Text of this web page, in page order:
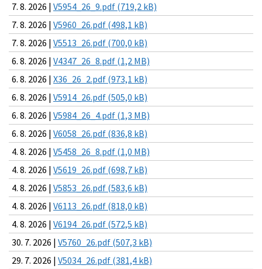
7. 8. 2026 | V5954_26_9.pdf (719,2 kB)
7. 8. 2026 | V5960_26.pdf (498,1 kB)
7. 8. 2026 | V5513_26.pdf (700,0 kB)
6. 8. 2026 | V4347_26_8.pdf (1,2 MB)
6. 8. 2026 | X36_26_2.pdf (973,1 kB)
6. 8. 2026 | V5914_26.pdf (505,0 kB)
6. 8. 2026 | V5984_26_4.pdf (1,3 MB)
6. 8. 2026 | V6058_26.pdf (836,8 kB)
4. 8. 2026 | V5458_26_8.pdf (1,0 MB)
4. 8. 2026 | V5619_26.pdf (698,7 kB)
4. 8. 2026 | V5853_26.pdf (583,6 kB)
4. 8. 2026 | V6113_26.pdf (818,0 kB)
4. 8. 2026 | V6194_26.pdf (572,5 kB)
30. 7. 2026 | V5760_26.pdf (507,3 kB)
29. 7. 2026 | V5034_26.pdf (381,4 kB)